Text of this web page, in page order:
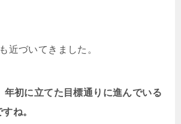
近づいてきました。
年初に立てた目標通りに進んでいる
ね。